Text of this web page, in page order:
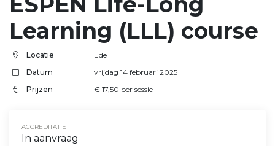
Learning (LLL) course
Locatie
Ede
Datum
vrijdag 14 februari 2025
Prijzen
€ 17,50 per sessie
ACCREDITATIE
In aanvraag